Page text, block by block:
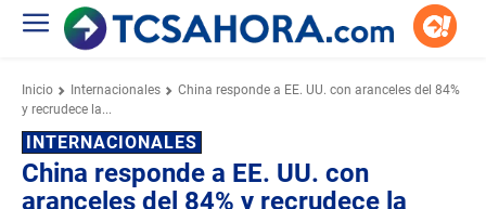
Inicio Internacionales
China responde a EE. UU. con aranceles del 84%
y recrudece la...
INTERNACIONALES
China responde a EE. UU. con
aranceles del 84% y recrudece la